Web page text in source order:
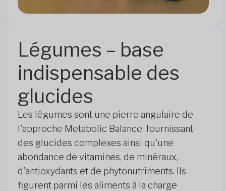
Légumes – base
indispensable des
glucides
Les légumes sont une pierre angulaire de
l'approche Metabolic Balance, fournissant
des glucides complexes ainsi qu'une
abondance de vitamines, de minéraux,
d'antioxydants et de phytonutriments. Ils
figurent parmi les aliments à la charge